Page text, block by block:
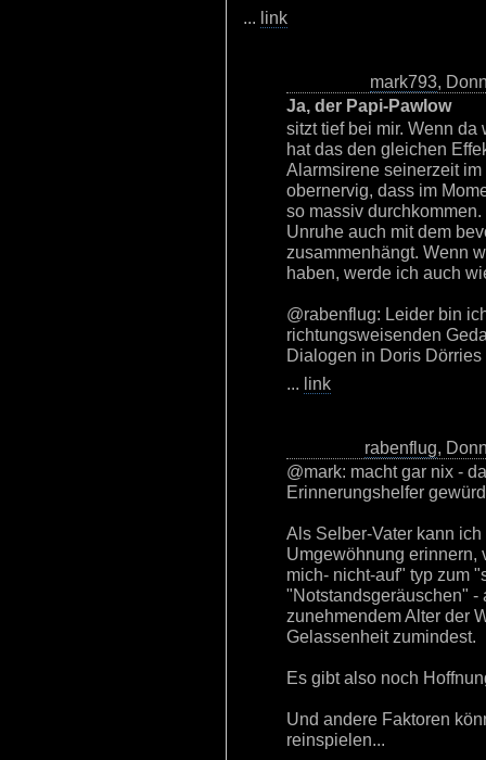
... link
mark793,
Ja, der Papi-Pawlow
sitzt tief bei mir. Wenn
hat das den gleichen
Alarmsirene seinerzeit
obernervig, dass im
so massiv
Unruhe auch mit dem
zusammenhängt. Wenn
haben, werde ich auch
@rabenflug: Leider bin
richtungsweisenden
Dialogen in Doris
... link
rabenflug,
@mark: macht gar nix -
Erinnerungshelfer
Als Selber-Vater kann
Umgewöhnung erinnern,
mich- nicht-auf" typ zum
"Notstandsgeräuschen" -
zunehmendem Alter der
Gelassenheit zumindest.
Es gibt also noch
Und andere Faktoren
reinspielen...